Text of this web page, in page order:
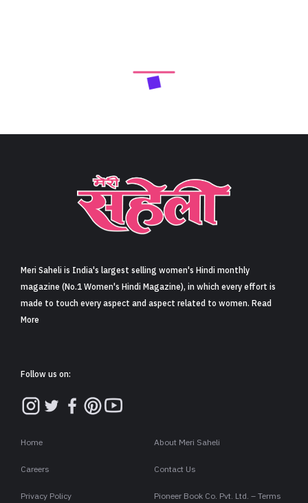
Meri Saheli is India's largest selling women's Hindi monthly
magazine (No.1 Women's Hindi Magazine), in which every effort is
made to touch every aspect and aspect related to women. Read
More
Follow us on:
Home About Meri Saheli
Careers Contact Us
Privacy Policy Pioneer Book Co. Pvt. Ltd. – Terms